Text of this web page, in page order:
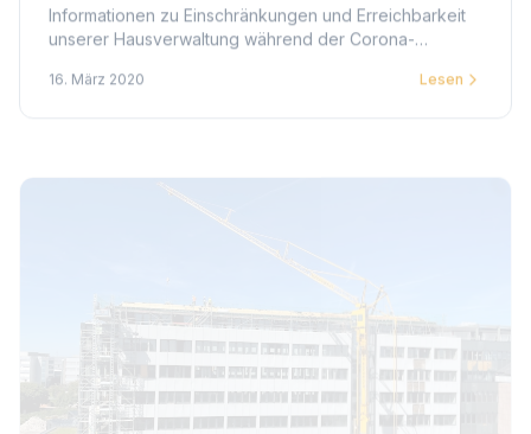
Informationen zu Einschränkungen und Erreichbarkeit
unserer Hausverwaltung während der Corona-
gewährleistet.
16. März 2020 Lesen